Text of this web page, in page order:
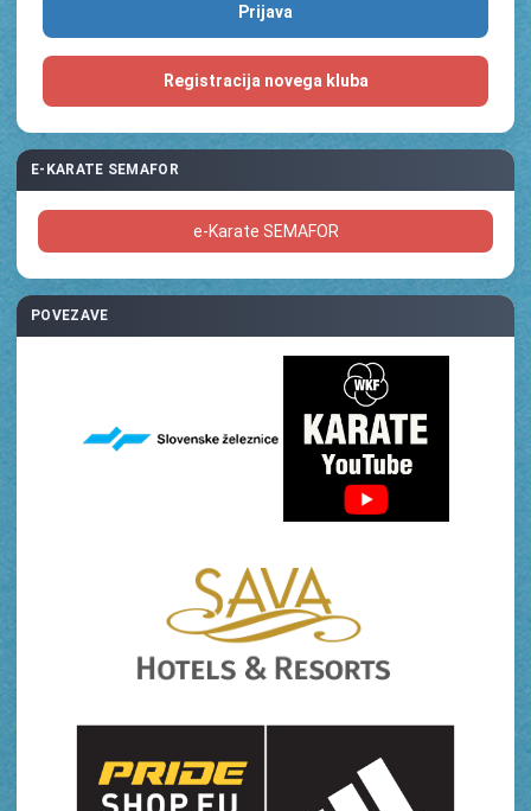
Registracija novega kluba
E-KARATE SEMAFOR
e-Karate SEMAFOR
POVEZAVE